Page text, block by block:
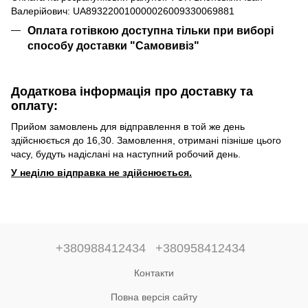
Валерійович: UA893220010000026009330069881
Оплата готівкою доступна тільки при виборі
способу доставки "Самовивіз"
Додаткова інформація про доставку та
оплату:
Прийом замовлень для відправлення в той же день
здійснюється до 16,30. Замовлення, отримані пізніше цього
часу, будуть надіслані на наступний робочий день.
У неділю відправка не здійснюється.
+380988412434 +380958412434
Контакти
Повна версія сайту